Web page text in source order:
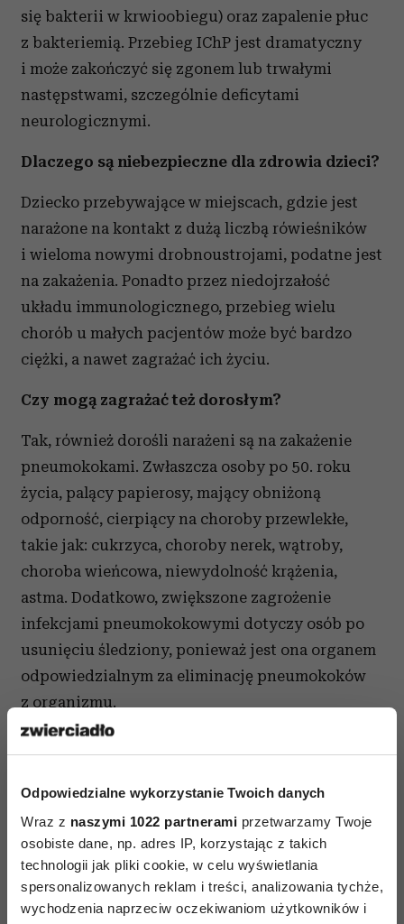
Odpowiedzialne wykorzystanie Twoich danych
Wraz z naszymi 1022 partnerami przetwarzamy Twoje
osobiste dane, np. adres IP, korzystając z takich
technologii jak pliki cookie, w celu wyświetlania
spersonalizowanych reklam i treści, analizowania tychże,
wychodzenia naprzeciw oczekiwaniom użytkowników i
się bakterii w krwioobiegu) oraz zapalenie płuc
z bakteriemią. Przebieg IChP jest dramatyczny
i może zakończyć się zgonem lub trwałymi
następstwami, szczególnie deficytami
neurologicznymi.
Dlaczego są niebezpieczne dla zdrowia dzieci?
Dziecko przebywające w miejscach, gdzie jest
narażone na kontakt z dużą liczbą rówieśników
i wieloma nowymi drobnoustrojami, podatne jest
na zakażenia. Ponadto przez niedojrzałość
układu immunologicznego, przebieg wielu
chorób u małych pacjentów może być bardzo
ciężki, a nawet zagrażać ich życiu.
Czy mogą zagrażać też dorosłym?
Tak, również dorośli narażeni są na zakażenie
pneumokokami. Zwłaszcza osoby po 50. roku
życia, palący papierosy, mający obniżoną
odporność, cierpiący na choroby przewlekłe,
takie jak: cukrzyca, choroby nerek, wątroby,
choroba wieńcowa, niewydolność krążenia,
astma. Dodatkowo, zwiększone zagrożenie
infekcjami pneumokokowymi dotyczy osób po
usunięciu śledziony, ponieważ jest ona organem
odpowiedzialnym za eliminację pneumokoków
z organizmu.
Czy można się przed nimi uchronić? W jaki
pneumokokami jest
szczepienie ochronne
ponieważ bakteria ta występuje powszechnie
i kontakt z nią jest nieunikniony.